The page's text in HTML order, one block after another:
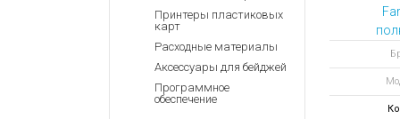
Запасные
Терминалы
оплаты
Архивные
Зарядные
Архивные
Принтеры пластиковых
карт
Расходные материалы
Аксессуары для бейджей
Программное
обеспечение